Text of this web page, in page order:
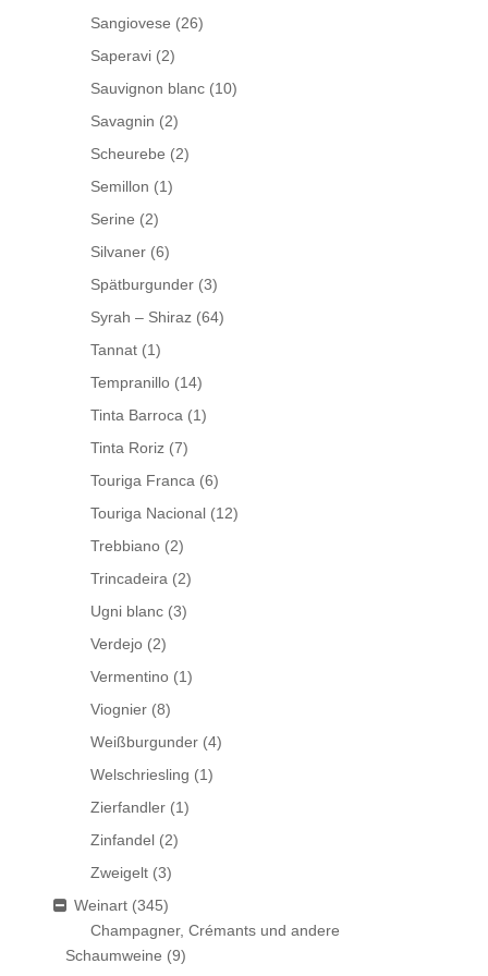
Sangiovese (26)
Saperavi (2)
Sauvignon blanc (10)
Savagnin (2)
Scheurebe (2)
Semillon (1)
Serine (2)
Silvaner (6)
Spätburgunder (3)
Syrah – Shiraz (64)
Tannat (1)
Tempranillo (14)
Tinta Barroca (1)
Tinta Roriz (7)
Touriga Franca (6)
Touriga Nacional (12)
Trebbiano (2)
Trincadeira (2)
Ugni blanc (3)
Verdejo (2)
Vermentino (1)
Viognier (8)
Weißburgunder (4)
Welschriesling (1)
Zierfandler (1)
Zinfandel (2)
Zweigelt (3)
Weinart (345)
Champagner, Crémants und andere
Schaumweine (9)